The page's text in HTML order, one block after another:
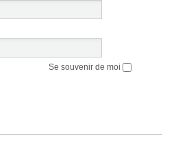
Se souvenir de moi